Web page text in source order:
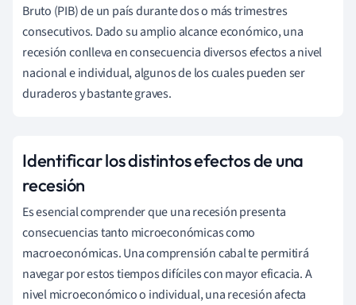
Bruto (PIB) de un país durante dos o más trimestres
consecutivos. Dado su amplio alcance económico, una
recesión conlleva en consecuencia diversos efectos a nivel
nacional e individual, algunos de los cuales pueden ser
duraderos y bastante graves.
Identificar los distintos efectos de una
recesión
Es esencial comprender que una recesión presenta
consecuencias tanto microeconómicas como
macroeconómicas. Una comprensión cabal te permitirá
navegar por estos tiempos difíciles con mayor eficacia. A
nivel microeconómico o individual, una recesión afecta